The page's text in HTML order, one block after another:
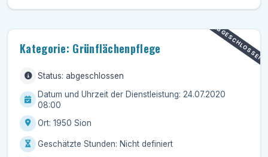
ABGESCHLOSSEN
Kategorie: Grünflächenpflege
Status: abgeschlossen
Datum und Uhrzeit der Dienstleistung: 24.07.2020
08:00
Ort: 1950 Sion
Geschätzte Stunden: Nicht definiert